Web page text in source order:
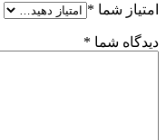
امتیاز شما *
دیدگاه شما *